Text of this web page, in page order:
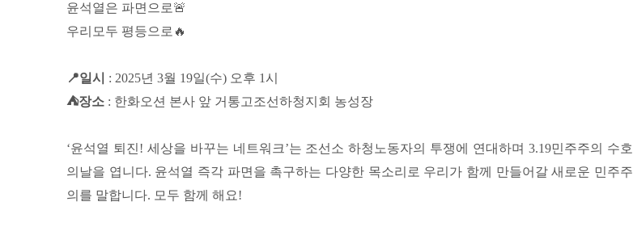
윤석열은 파면으로🚨
우리모두 평등으로🔥
📍일시
: 2025년 3월 19일(수) 오후 1시
⛺️장소 : 한화오션 본사 앞 거통고조선하청지회 농성장
‘윤석열 퇴진! 세상을 바꾸는 네트워크’는 조선소 하청노동자의 투쟁에 연대하며 3.19민주주의 수호
의날을 엽니다. 윤석열 즉각 파면을 촉구하는 다양한 목소리로 우리가 함께 만들어갈 새로운 민주주
의를 말합니다. 모두 함께 해요!